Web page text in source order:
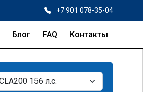
+7 901 078-35-04
Блог FAQ Контакты